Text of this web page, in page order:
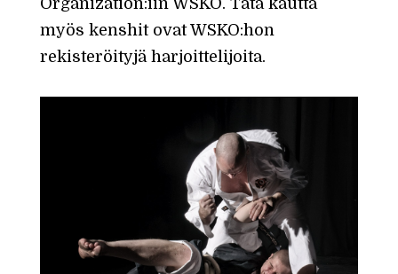
myös kenshit ovat WSKO:hon
rekisteröityjä harjoittelijoita.